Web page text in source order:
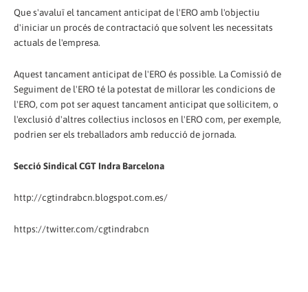
Que s'avaluï el tancament anticipat de l'ERO amb l'objectiu
d'iniciar un procés de contractació que solvent les necessitats
actuals de l'empresa.
Aquest tancament anticipat de l'ERO és possible. La Comissió de
Seguiment de l'ERO té la potestat de millorar les condicions de
l'ERO, com pot ser aquest tancament anticipat que sol·licitem, o
l'exclusió d'altres col·lectius inclosos en l'ERO com, per exemple,
podrien ser els treballadors amb reducció de jornada.
Secció Sindical CGT Indra Barcelona
http://cgtindrabcn.blogspot.com.es/
https://twitter.com/cgtindrabcn